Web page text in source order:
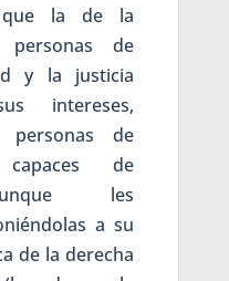
que la de la
de
y la justicia
intereses,
de
de
les
a su
de la derecha